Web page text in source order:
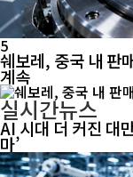
5
쉐보레, 중국 내 판
계속
실시간뉴스
AI 시대 더 커진 대
마’